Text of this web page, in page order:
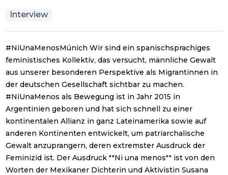
Interview
#NiUnaMenosMúnich Wir sind ein spanischsprachiges
feministisches Kollektiv, das versucht, männliche Gewalt
aus unserer besonderen Perspektive als Migrantinnen in
der deutschen Gesellschaft sichtbar zu machen.
#NiUnaMenos als Bewegung ist in Jahr 2015 in
Argentinien geboren und hat sich schnell zu einer
kontinentalen Allianz in ganz Lateinamerika sowie auf
anderen Kontinenten entwickelt, um patriarchalische
Gewalt anzuprangern, deren extremster Ausdruck der
Feminizid ist. Der Ausdruck ""Ni una menos"" ist von den
Worten der Mexikaner Dichterin und Aktivistin Susana